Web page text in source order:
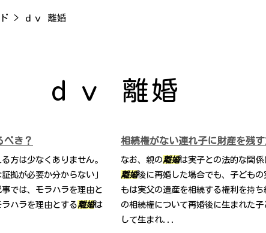
> ｄｖ 離婚
ｄｖ 離婚
べき？
方は少なくありません。
拠が必要か分からない」
では、モラハラを理由と
ハラを理由とする離婚は
相続権がない連れ子に財産を残
なお、親の離婚は実子との法的な関
離婚後に再婚した場合でも、子ども
もは実父の遺産を相続する権利を持
の相続権について再婚後に生まれた
して生まれ...